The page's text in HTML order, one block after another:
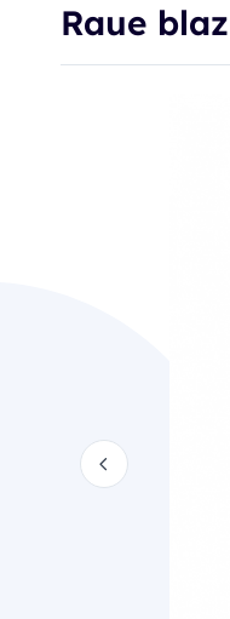
Raue